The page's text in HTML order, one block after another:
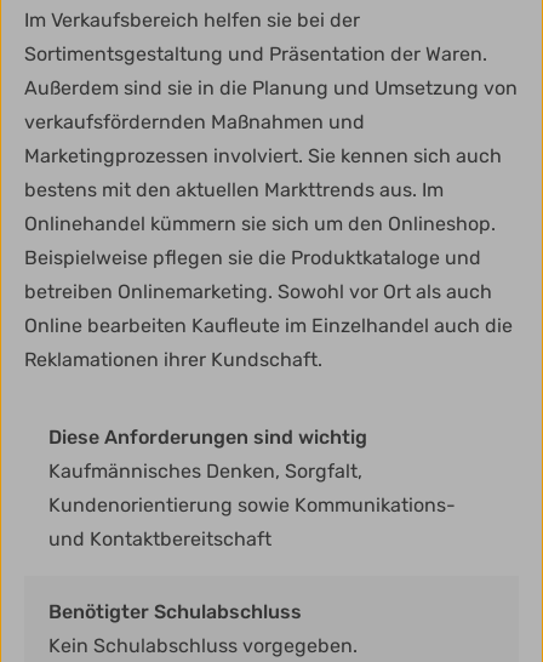
Im Verkaufsbereich helfen sie bei der
Sortimentsgestaltung und Präsentation der Waren.
Außerdem sind sie in die Planung und Umsetzung von
verkaufsfördernden Maßnahmen und
Marketingprozessen involviert. Sie kennen sich auch
bestens mit den aktuellen Markttrends aus. Im
Onlinehandel kümmern sie sich um den Onlineshop.
Beispielweise pflegen sie die Produktkataloge und
betreiben Onlinemarketing. Sowohl vor Ort als auch
Online bearbeiten Kaufleute im Einzelhandel auch die
Reklamationen ihrer Kundschaft.
Diese Anforderungen sind wichtig
Kaufmännisches Denken, Sorgfalt,
Kundenorientierung sowie Kommunikations-
und Kontaktbereitschaft
Benötigter Schulabschluss
Kein Schulabschluss vorgegeben.